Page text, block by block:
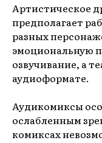
Артистическое
предполагает
разных
эмоциональную
озвучивание, а
аудиоформате.
Аудикомиксы
ослабленным
комиксах